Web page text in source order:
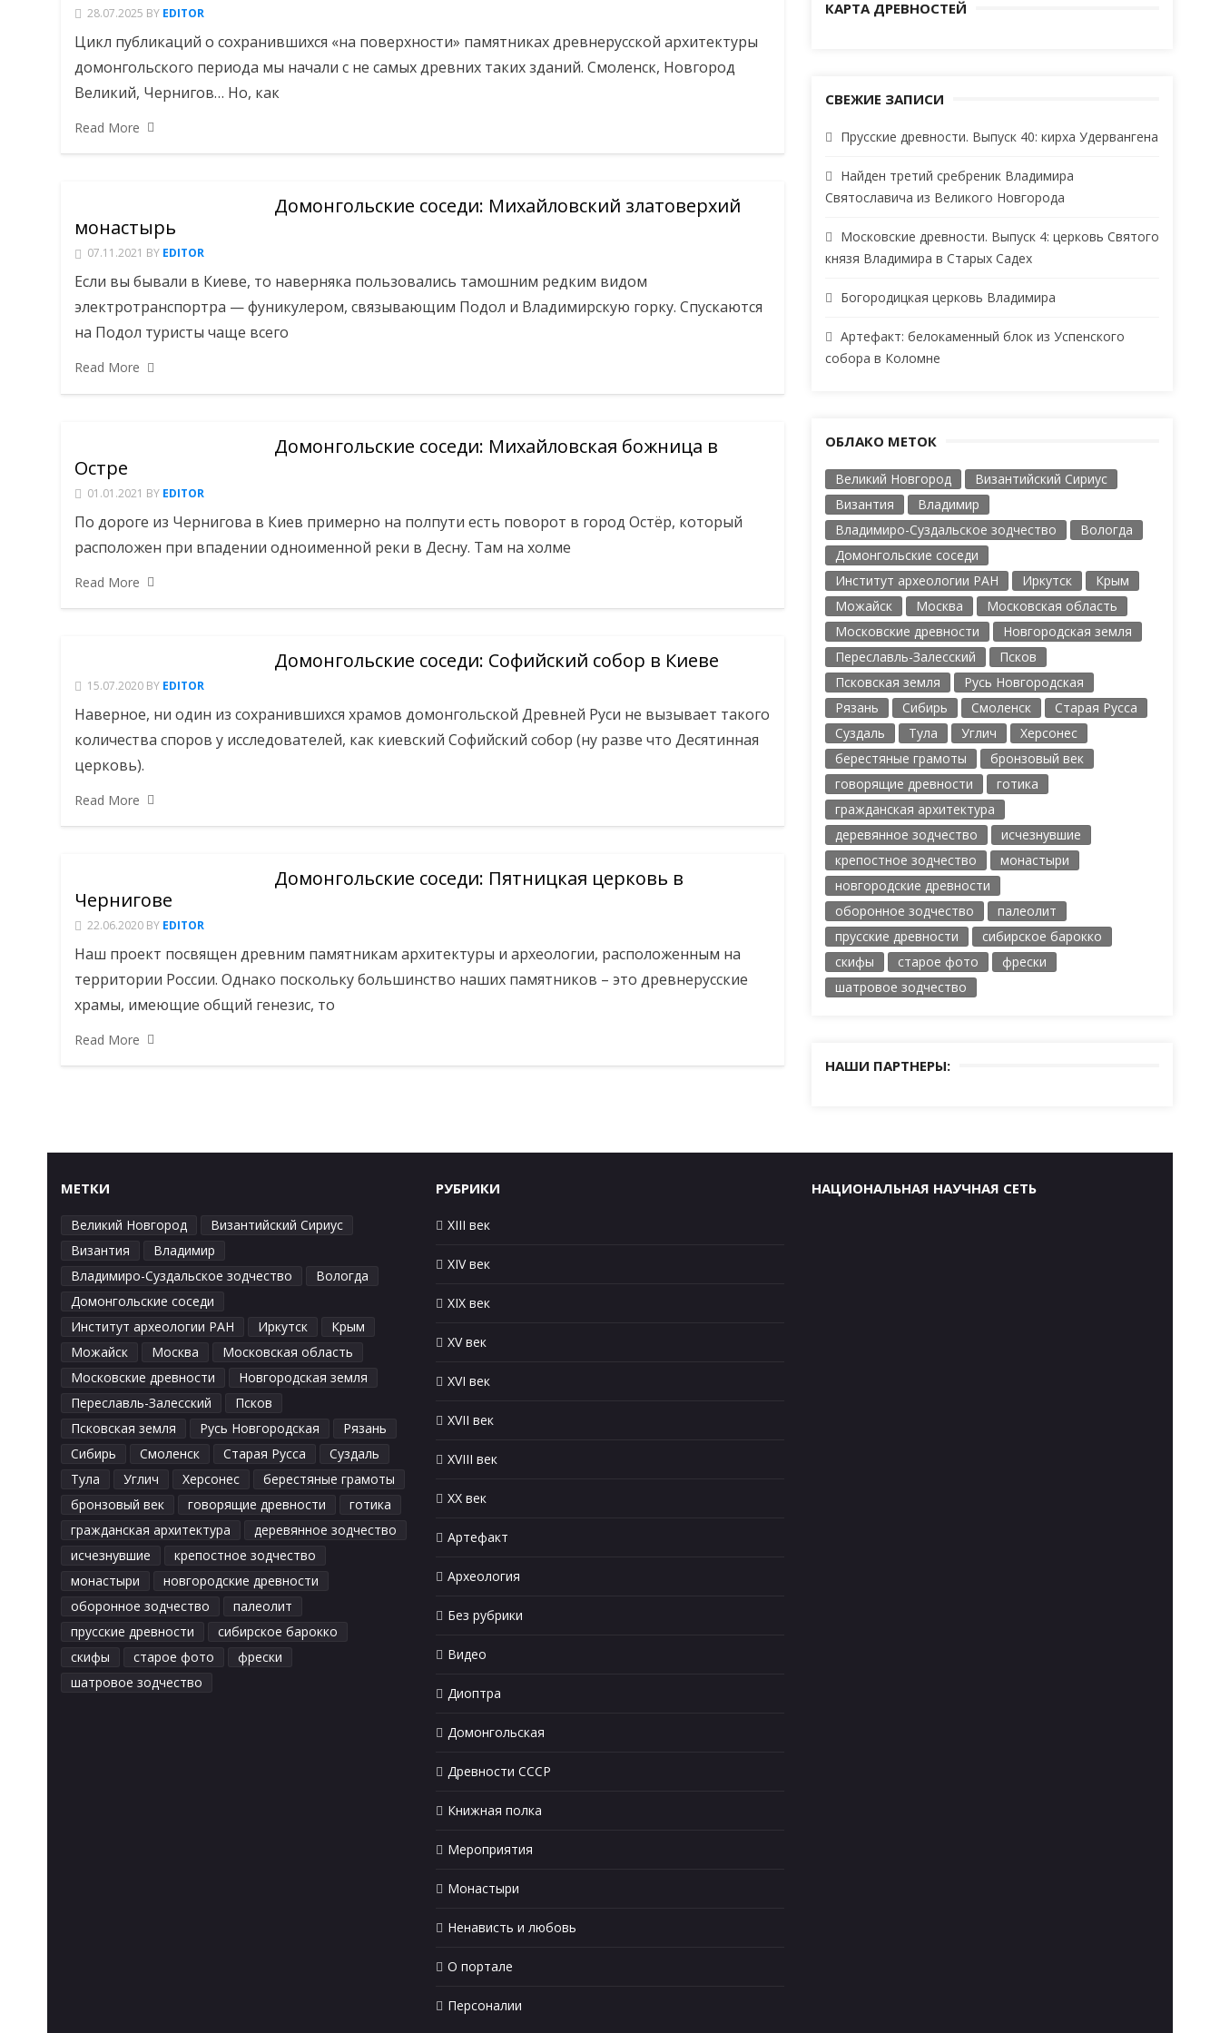
28.07.2025 BY EDITOR
Цикл публикаций о сохранив­шихся «на поверхности» па­мятниках древнерусской ар­хитектуры
домонгольского периода мы начали с не самых древних так­их зданий. Смоленск, Новгород
Великий, Чернигов… Но, как
Read More
Домонгольские соседи: Михайловский златоверхий
монастырь
07.11.2021 BY EDITOR
Если вы бывали в Киеве, то наверняка пользовались тамошним редким видом
электротранспортра — фуникулером, связывающим Подол и Владимирскую горку. Спускаются
на Подол туристы чаще всего
Read More
Домонгольские соседи: Михайловская божница в
Остре
01.01.2021 BY EDITOR
По дороге из Чернигова в Киев примерно на полпути есть поворот в город Остёр, который
расположен при впадении одноименной реки в Десну. Там на холме
Read More
Домонгольские соседи: Софийский собор в Киеве
15.07.2020 BY EDITOR
Наверное, ни один из сохранившихся храмов домонгольской Древней Руси не вызывает такого
количества споров у исследователей, как киевский Софийский собор (ну разве что Десятинная
церковь).
Read More
Домонгольские соседи: Пятницкая церковь в
Чернигове
22.06.2020 BY EDITOR
Наш проект посвящен древним памятникам архитектуры и археологии, расположенным на
территории России. Однако поскольку большинство наших памятников – это древнерусские
храмы, имеющие общий генезис, то
Read More
КАРТА ДРЕВНОСТЕЙ
СВЕЖИЕ ЗАПИСИ
Прусские древности. Выпуск 40: кирха Удервангена
Найден третий сребреник Владимира
Святославича из Великого Новгорода
Московские древности. Выпуск 4: церковь Святого
князя Владимира в Старых Садех
Богородицкая церковь Владимира
Артефакт: белокаменный блок из Успенского
собора в Коломне
ОБЛАКО МЕТОК
Великий Новгород
Византийский Сириус
Византия
Владимир
Владимиро-Суздальское зодчество
Вологда
Домонгольские соседи
Институт археологии РАН
Иркутск
Крым
Можайск
Москва
Московская область
Московские древности
Новгородская земля
Переславль-Залесский
Псков
Псковская земля
Русь Новгородская
Рязань
Сибирь Смоленск
Старая Русса
Суздаль
Тула Углич
Херсонес
берестяные грамоты
бронзовый век
говорящие древности
готика
гражданская архитектура
деревянное зодчество
исчезнувшие
крепостное зодчество
монастыри
новгородские древности
оборонное зодчество
палеолит
прусские древности
сибирское барокко
скифы
старое фото
фрески
шатровое зодчество
НАШИ ПАРТНЕРЫ:
МЕТКИ
Великий Новгород
Византийский Сириус
Византия
Владимир
Владимиро-Суздальское зодчество
Вологда
Домонгольские соседи
Институт археологии РАН
Иркутск
Крым
Можайск
Москва
Московская область
Московские древности
Новгородская земля
Переславль-Залесский
Псков
Псковская земля
Русь Новгородская
Рязань
Сибирь
Смоленск Старая Русса
Суздаль
Тула
Углич Херсонес
берестяные грамоты
бронзовый век
говорящие древности
готика
гражданская архитектура
деревянное зодчество
исчезнувшие
крепостное зодчество
монастыри
новгородские древности
оборонное зодчество
палеолит
прусские древности
сибирское барокко
скифы
старое фото
фрески
шатровое зодчество
РУБРИКИ
XIII век
XIV век
XIX век
XV век
XVI век
XVII век
XVIII век
XX век
Артефакт
Археология
Без рубрики
Видео
Диоптра
Домонгольская
Древности СССР
Книжная полка
Мероприятия
Монастыри
Ненависть и любовь
О портале
Персоналии
НАЦИОНАЛЬНАЯ НАУЧНАЯ СЕТЬ